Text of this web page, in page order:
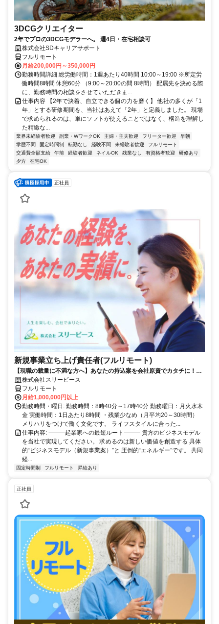
3DCGクリエイター
2年でプロの3DCGモデラーへ。 週4日・在宅相談可
株式会社SDキャリアサポート
フルリモート
月給200,000円～350,000円
勤務時間詳細 総労働時間：1週あたり40時間 10:00～19:00 ※所定労
働時間8時間 休憩60分 （9:00～20:00の間 8時間） 配属先を決める際
に、勤務時間の相談をさせていただきま...
仕事内容 【2年で決着、自立できる個の力を磨く】 他社の多くが「1
年」とする研修期間を、当社はあえて「2年」と定義しました。 現場
で求められるのは、単にソフトが使えることではなく、構造を理解し
た精緻な...
業界未経験者歓迎 副業・WワークOK 主婦・主夫歓迎 フリーター歓迎
早朝
学歴不問
固定時間制 転勤なし 経験不問 未経験者歓迎
フルリモート
交通費全額支給
午前 経験者歓迎 ネイルOK 残業なし 有資格者歓迎
研修あり
夕方
在宅OK
正社員
新規事業立ち上げ責任者(フルリモート)
【現職の裁量に不満な方へ】あなたの持込案を会社原資でカタチに！最
短6ヶ月で共同経営者の道へ
株式会社スリーピース
フルリモート
月給1,000,000円以上
勤務時間・曜日: 勤務時間：8時40分～17時40分 勤務曜日：月火水木
金 実働時間：1日あたり8時間 ・残業少なめ（月平均20～30時間）
メリハリをつけて働く文化です。 ライフスタイルに合った...
仕事内容: ⸻起業家への最短ルート⸻ 貴方のビジネスモデル
を当社で実現してください。 求めるのは新しい価値を創造する 具体
的“ビジネスモデル（新規事業案）”と 圧倒的“エネルギー”です。 共同
経...
固定時間制 フルリモート 昇給あり
正社員